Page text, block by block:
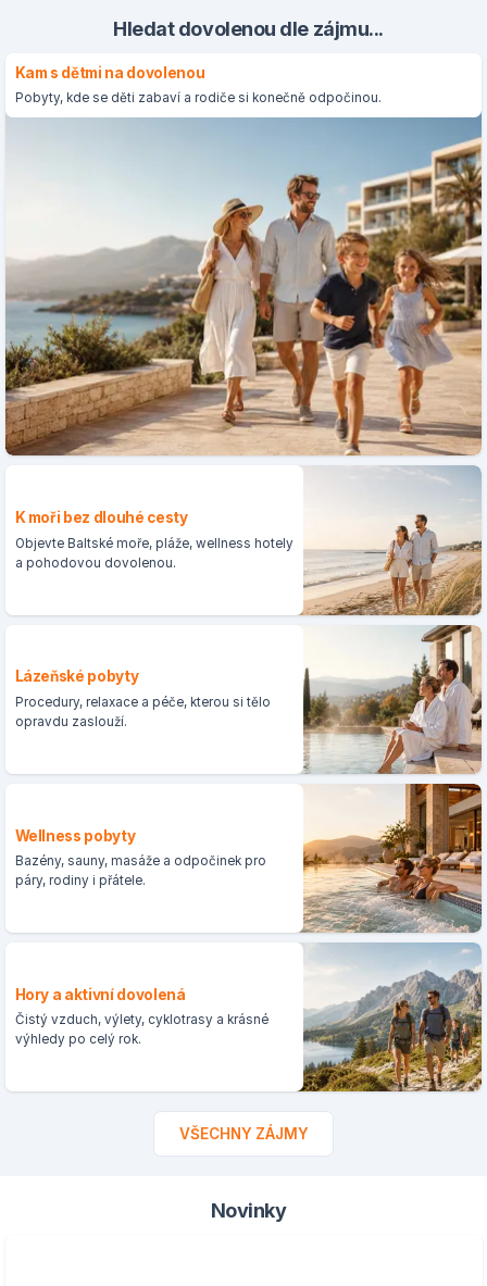
Hledat dovolenou dle zájmu...
Kam s dětmi na dovolenou
Pobyty, kde se děti zabaví a rodiče si konečně odpočinou.
K moři bez dlouhé cesty
Objevte Baltské moře, pláže, wellness hotely
a pohodovou dovolenou.
Lázeňské pobyty
Procedury, relaxace a péče, kterou si tělo
opravdu zaslouží.
Wellness pobyty
Bazény, sauny, masáže a odpočinek pro
páry, rodiny i přátele.
Hory a aktivní dovolená
Čistý vzduch, výlety, cyklotrasy a krásné
výhledy po celý rok.
VŠECHNY ZÁJMY
Novinky